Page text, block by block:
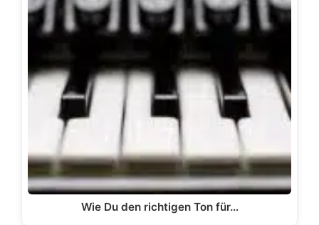
Wie Du den richtigen Ton für…